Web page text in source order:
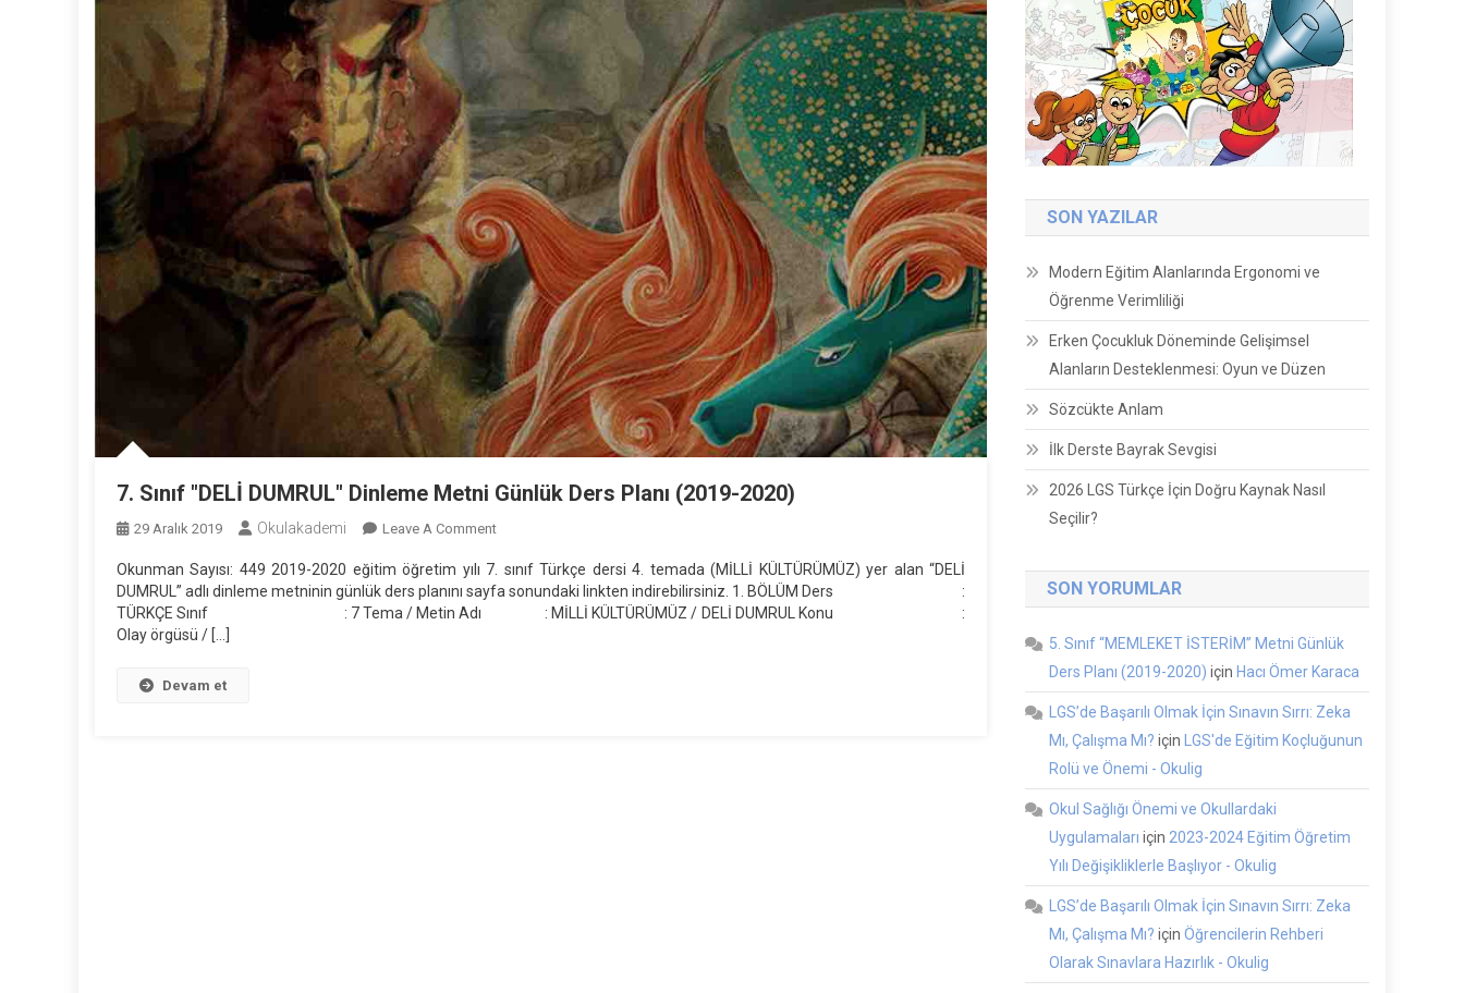
7. Sınıf "DELİ DUMRUL" Dinleme Metni Günlük Ders Planı (2019-2020)
29 Aralık 2019 Okulakademi Leave A CommentOn
Sınıf
Okunman Sayısı: 449 2019-2020 eğitim öğretim yılı 7. sınıf Türkçe dersi 4. temada (MİLLİ KÜLTÜRÜMÜZ) yer alan “DELİ
DUMRUL” adlı dinleme metninin günlük ders planını sayfa sonundaki linkten indirebilirsiniz. 1. BÖLÜM Ders :
TÜRKÇE Sınıf : 7 Tema / Metin Adı : MİLLİ KÜLTÜRÜMÜZ / DELİ DUMRUL Konu :
Olay örgüsü / […]
Devam et
SON YAZILAR
Modern Eğitim Alanlarında Ergonomi ve
Öğrenme Verimliliği
Erken Çocukluk Döneminde Gelişimsel
Alanların Desteklenmesi: Oyun ve Düzen
Sözcükte Anlam
İlk Derste Bayrak Sevgisi
2026 LGS Türkçe İçin Doğru Kaynak Nasıl
Seçilir?
SON YORUMLAR
5. Sınıf “MEMLEKET İSTERİM” Metni Günlük
Ders Planı (2019-2020) için Hacı Ömer Karaca
LGS’de Başarılı Olmak İçin Sınavın Sırrı: Zeka
Mı, Çalışma Mı? için
LGS'de Eğitim Koçluğunun
Rolü ve Önemi - Okulig
Okul Sağlığı Önemi ve Okullardaki
Uygulamaları için 2023-2024 Eğitim Öğretim
Yılı Değişikliklerle Başlıyor - Okulig
LGS’de Başarılı Olmak İçin Sınavın Sırrı: Zeka
Mı, Çalışma Mı? içinÖğrencilerin Rehberi
Olarak Sınavlara Hazırlık - Okulig